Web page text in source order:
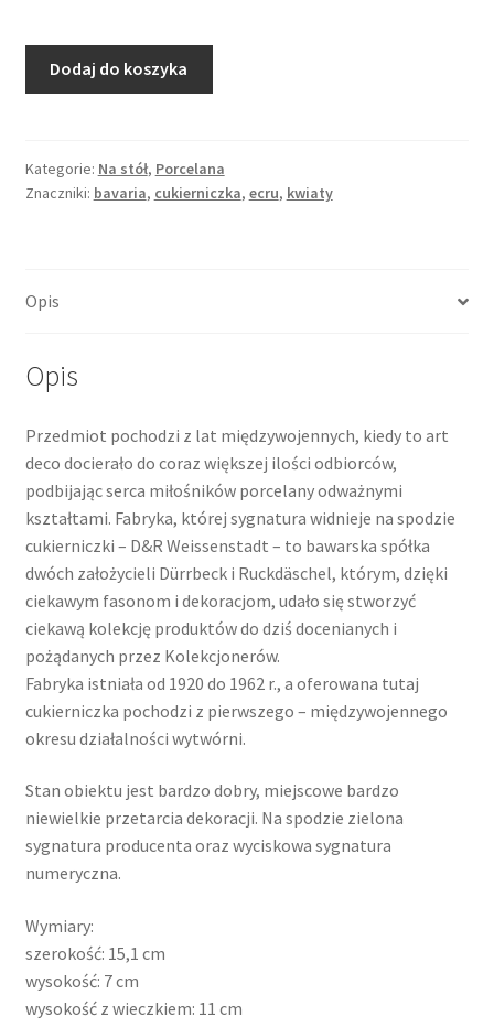
Cukierniczka
stylu
art
D&R
Dodaj do koszyka
Kategorie: Na stół, Porcelana
Znaczniki: bavaria, cukierniczka, ecru, kwiaty
Opis
Opis
Przedmiot pochodzi z lat międzywojennych, kiedy to art
deco docierało do coraz większej ilości odbiorców,
podbijając serca miłośników porcelany odważnymi
kształtami. Fabryka, której sygnatura widnieje na spodzie
cukierniczki – D&R Weissenstadt – to bawarska spółka
dwóch założycieli Dürrbeck i Ruckdäschel, którym, dzięki
ciekawym fasonom i dekoracjom, udało się stworzyć
ciekawą kolekcję produktów do dziś docenianych i
pożądanych przez Kolekcjonerów.
Fabryka istniała od 1920 do 1962 r., a oferowana tutaj
cukierniczka pochodzi z pierwszego – międzywojennego
okresu działalności wytwórni.
Stan obiektu jest bardzo dobry, miejscowe bardzo
niewielkie przetarcia dekoracji. Na spodzie zielona
sygnatura producenta oraz wyciskowa sygnatura
numeryczna.
Wymiary:
szerokość: 15,1 cm
wysokość: 7 cm
wysokość z wieczkiem: 11 cm